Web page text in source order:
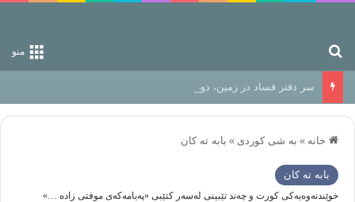
منو
سر دفتر فساد در زمین‌، دوری وکناره‌گیری از راه خداست‌!
خانه » به شی کوردی » بابه ته كان
بابه ته كان
خوێندنه‌وه‌یه‌‌کی کورت و چه‌ند تێبینی له‌سه‌ر کتێبی «په‌یامه‌که‌ی موفتی زاده‌ …»